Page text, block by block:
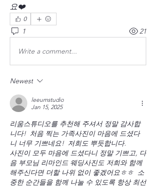
요❤️
0
1 21
Write a comment...
Newest
leeumstudio
Jan 15, 2025
리움스튜디오를 추천해 주셔서 정말 감사합
니다!  처음 찍는 가족사진이 마음에 드셨다
니 너무 기쁘네요!  저희도 뿌듯합니다.
사진이 모두 마음에 드셨다니 정말 기쁘고, 다
음 부모님 리마인드 웨딩사진도 저희와 함께
해주신다면 더할 나위 없이 좋겠어요ㅎㅎ  소
중한 순간들을 함께 나눌 수 있도록 항상 최선